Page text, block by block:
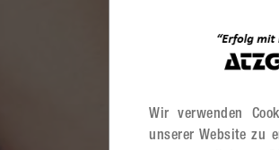
Wir verwenden
unserer Website zu